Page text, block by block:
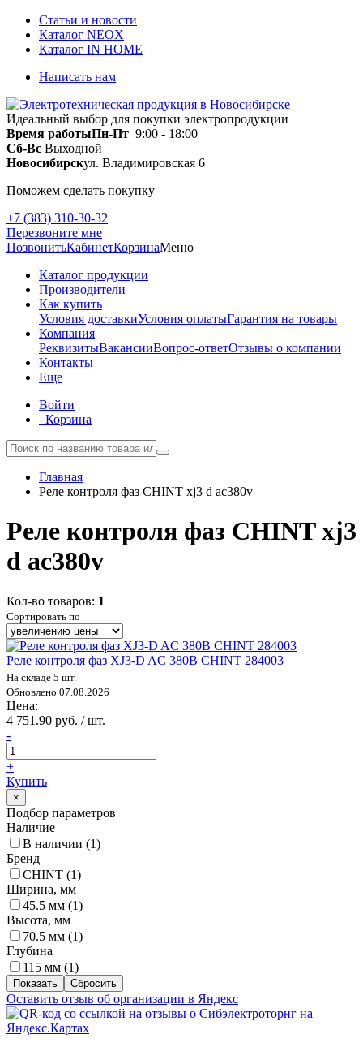
Статьи и новости
Каталог NEOX
Каталог IN HOME
Написать нам
Идеальный выбор для покупки электропродукции
Время работыПн-Пт 9:00 - 18:00
Сб-Вс Выходной
Новосибирскул. Владимировская 6
Поможем сделать покупку
+7 (383) 310-30-32
Перезвоните мне
ПозвонитьКабинетКорзинаМеню
Каталог продукции
Производители
Как купить
Условия доставкиУсловия оплатыГарантия на товары
Компания
РеквизитыВакансииВопрос-ответОтзывы о компании
Контакты
Еще
Войти
Корзина
Главная
Реле контроля фаз CHINT xj3 d ac380v
Реле контроля фаз CHINT xj3
d ac380v
Кол-во товаров: 1
Сортировать по
Реле контроля фаз XJ3-D AC 380В CHINT 284003
На складе 5 шт.
Обновлено 07.08.2026
Цена:
4 751.90 руб. / шт.
-
+
Купить
×
Подбор параметров
Наличие
В наличии (1)
Бренд
CHINT (1)
Ширина, мм
45.5 мм (1)
Высота, мм
70.5 мм (1)
Глубина
115 мм (1)
Оставить отзыв об организации в Яндекс